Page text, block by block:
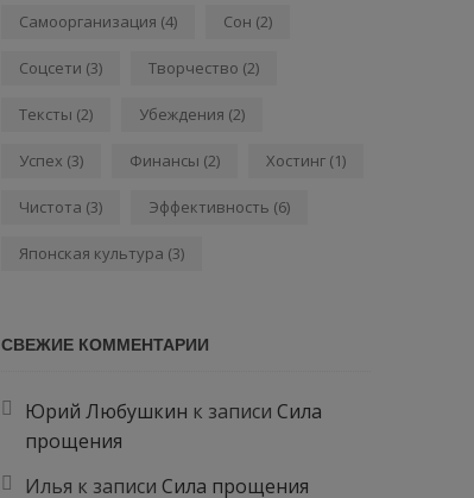
Самоорганизация (4) Сон (2)
Соцсети (3) Творчество (2)
Тексты (2) Убеждения (2)
Успех (3) Финансы (2) Хостинг (1)
Чистота (3) Эффективность (6)
Японская культура (3)
СВЕЖИЕ КОММЕНТАРИИ
Юрий Любушкин к записи Сила
прощения
Илья к записи Сила прощения